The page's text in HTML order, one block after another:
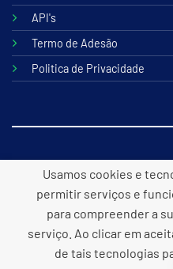
API's
Termo de Adesão
Politica de Privacidade
© 2026 B2lite Tecnologia
Desenvolvido porPanacea
Usamos cookies e
permitir serviços e
para compreender a
serviço. Ao clicar em
de tais tecnologias